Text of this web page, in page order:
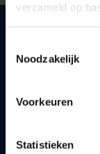
verzameld op
Noodzakelijk
Voorkeuren
Statistieken
Snel naar